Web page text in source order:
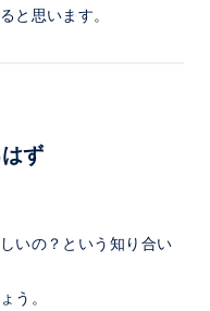
と思います。
ず
いの？という知り合い
う。